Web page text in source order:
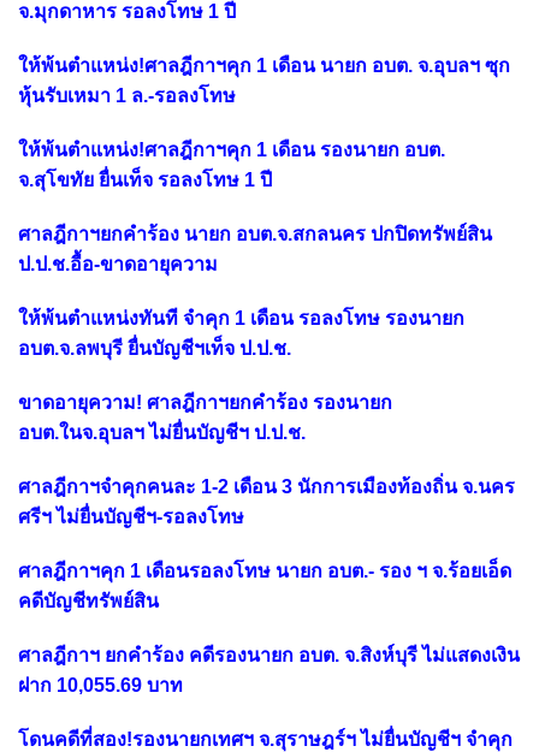
จ.มุกดาหาร รอลงโทษ 1 ปี
ให้พ้นตำแหน่ง!ศาลฎีกาฯคุก 1 เดือน นายก อบต. จ.อุบลฯ ซุก
หุ้นรับเหมา 1 ล.-รอลงโทษ
ให้พ้นตำแหน่ง!ศาลฎีกาฯคุก 1 เดือน รองนายก อบต.
จ.สุโขทัย ยื่นเท็จ รอลงโทษ 1 ปี
ศาลฎีกาฯยกคำร้อง นายก อบต.จ.สกลนคร ปกปิดทรัพย์สิน
ป.ป.ช.อื้อ-ขาดอายุความ
ให้พ้นตำแหน่งทันที จำคุก 1 เดือน รอลงโทษ รองนายก
อบต.จ.ลพบุรี ยื่นบัญชีฯเท็จ ป.ป.ช.
ขาดอายุความ! ศาลฎีกาฯยกคำร้อง รองนายก
อบต.ในจ.อุบลฯ ไม่ยื่นบัญชีฯ ป.ป.ช.
ศาลฎีกาฯจำคุกคนละ 1-2 เดือน 3 นักการเมืองท้องถิ่น จ.นคร
ศรีฯ ไม่ยื่นบัญชีฯ-รอลงโทษ
ศาลฎีกาฯคุก 1 เดือนรอลงโทษ นายก อบต.- รอง ฯ จ.ร้อยเอ็ด
คดีบัญชีทรัพย์สิน
ศาลฎีกาฯ ยกคำร้อง คดีรองนายก อบต. จ.สิงห์บุรี ไม่แสดงเงิน
ฝาก 10,055.69 บาท
โดนคดีที่สอง!รองนายกเทศฯ จ.สุราษฎร์ฯ ไม่ยื่นบัญชีฯ จำคุก